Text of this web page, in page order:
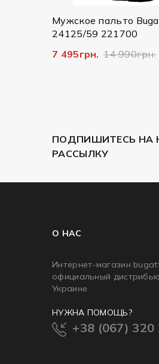
Bugatti ,
14 990грн.
2
ПОДПИШИТЕСЬ НА
РАССЫЛКУ
О НАС
Интернет-магазин
официальный
Украине.
НУЖНА ПОМОЩЬ?
+38 (067) 320